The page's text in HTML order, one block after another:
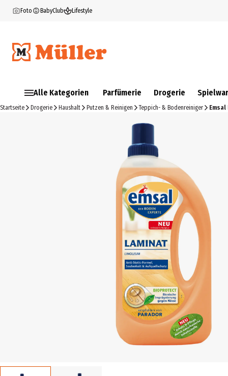
Foto BabyClub Lifestyle
Alle Kategorien Parfümerie Drogerie
Startseite Drogerie Haushalt Putzen & Reinigen Teppich- & Bodenreiniger